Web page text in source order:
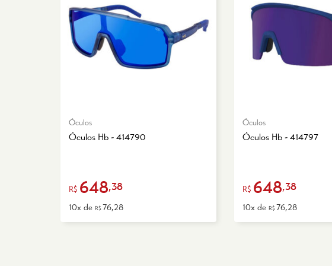
Óculos
Óculos Hb - 414790
R$ 648,38
10x de R$76,28
Óculos
Óculos Hb - 414797
R$ 648,38
10x de R$76,28